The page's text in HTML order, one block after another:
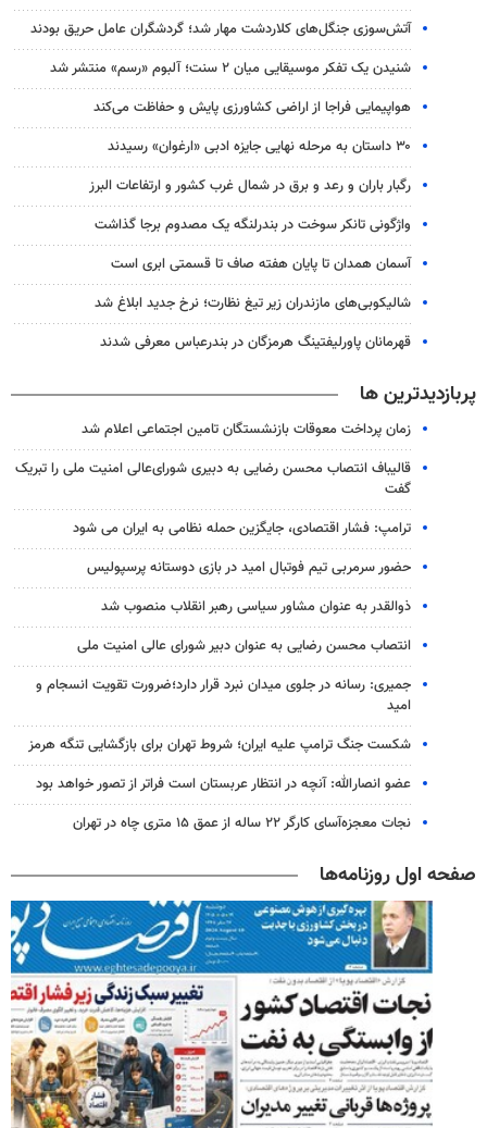
آتش‌سوزی جنگل‌های کلاردشت مهار شد؛ گردشگران عامل حریق بودند
شنیدن یک تفکر موسیقایی میان ۲ سنت؛ آلبوم «رسم» منتشر شد
هواپیمایی فراجا از اراضی کشاورزی پایش و حفاظت می‌کند
۳۰ داستان به مرحله نهایی جایزه ادبی «ارغوان» رسیدند
رگبار باران و رعد و برق در شمال غرب کشور و ارتفاعات البرز
واژگونی تانکر سوخت در بندرلنگه یک مصدوم برجا گذاشت
آسمان همدان تا پایان هفته صاف تا قسمتی ابری است
شالیکوبی‌های مازندران زیر تیغ نظارت؛ نرخ جدید ابلاغ شد
قهرمانان پاورلیفتینگ هرمزگان در بندرعباس معرفی شدند
پربازدیدترین ها
زمان پرداخت معوقات بازنشستگان تامین اجتماعی اعلام شد
قالیباف انتصاب محسن رضایی به دبیری شورای‌عالی امنیت ملی را تبریک
گفت
ترامپ: فشار اقتصادی، جایگزین حمله نظامی به ایران می شود
حضور سرمربی تیم فوتبال امید در بازی دوستانه پرسپولیس
ذوالقدر به عنوان مشاور سیاسی رهبر انقلاب منصوب شد
انتصاب محسن رضایی به عنوان دبیر شورای عالی امنیت ملی
جمیری: رسانه‌ در جلوی میدان نبرد قرار دارد؛ضرورت تقویت انسجام و
امید
شکست جنگ ترامپ علیه ایران؛ شروط تهران برای بازگشایی تنگه هرمز
عضو انصارالله: آنچه در انتظار عربستان است فراتر از تصور خواهد بود
نجات معجزه‌آسای کارگر ۲۲ ساله از عمق ۱۵ متری چاه در تهران
صفحه اول روزنامه‌ها